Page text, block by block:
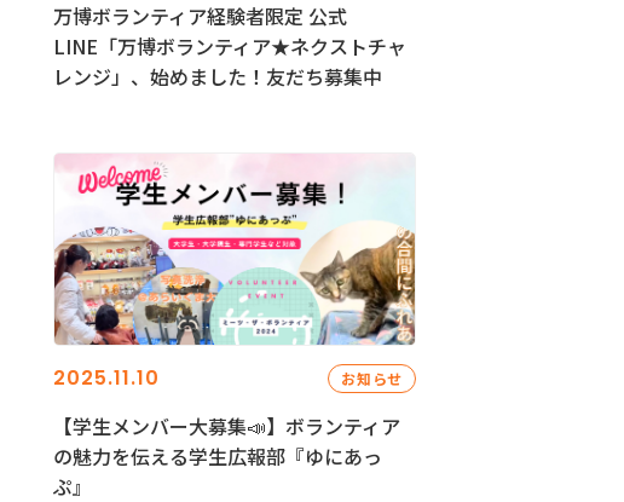
万博ボランティア経験者限定 公式
LINE「万博ボランティア★ネクストチャ
レンジ」、始めました！友だち募集中
2025.11.10 お知らせ
【学生メンバー大募集📣】ボランティア
の魅力を伝える学生広報部『ゆにあっ
ぷ』